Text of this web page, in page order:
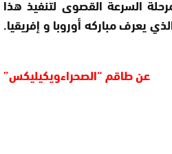
السرعة القصوى لتنفيذ هذا
يعرف مباركه أوروبا و إفريقيا.
عنطاقم “الصحراءويكيليكس”